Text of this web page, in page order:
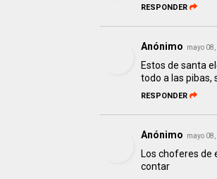
RESPONDER
Anónimo mayo
Estos de santa
todo a las pibas,
RESPONDER
Anónimo mayo
Los choferes de
contar